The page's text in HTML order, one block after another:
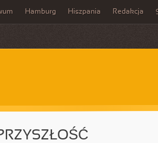
Hamburg Hiszpania Redakcja